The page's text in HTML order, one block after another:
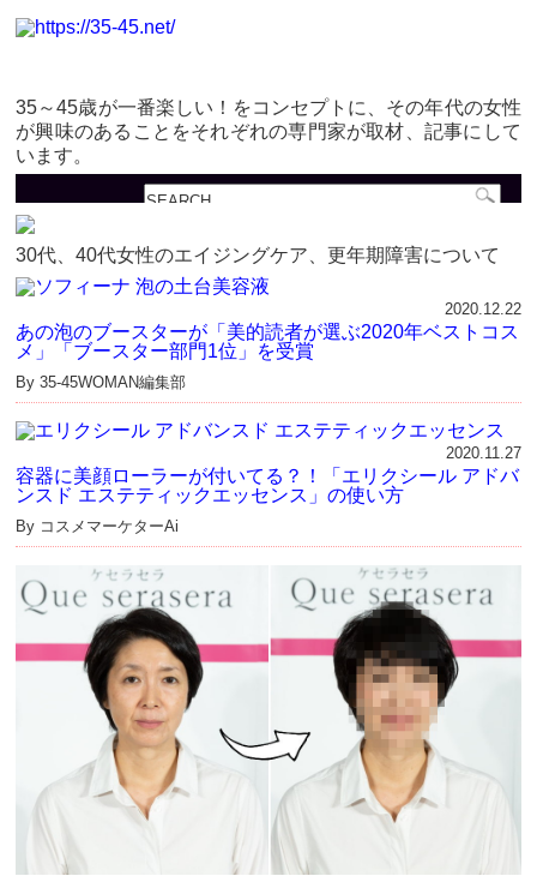
35～45歳が一番楽しい！をコンセプトに、その年代の女性
が興味のあることをそれぞれの専門家が取材、記事にして
います。
30代、40代女性のエイジングケア、更年期障害について
2020.12.22
あの泡のブースターが「美的読者が選ぶ2020年ベストコス
メ」「ブースター部門1位」を受賞
By 35-45WOMAN編集部
2020.11.27
容器に美顔ローラーが付いてる？！「エリクシール アドバ
ンスド エステティックエッセンス」の使い方
By コスメマーケターAi